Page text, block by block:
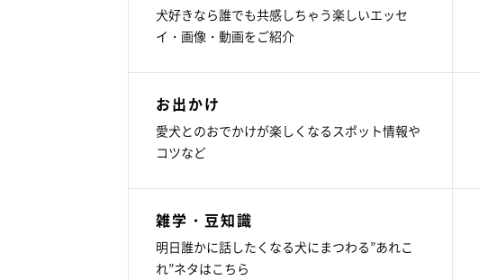
犬好きなら誰でも共感しちゃう楽しいエッセ
イ・画像・動画をご紹介
お出かけ
愛犬とのおでかけが楽しくなるスポット情報や
コツなど
雑学・豆知識
明日誰かに話したくなる犬にまつわる”あれこ
れ”ネタはこちら